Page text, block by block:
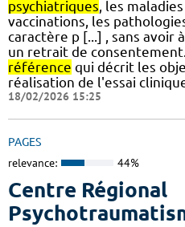
psychiatriques, les
vaccinations, les
caractère p [...] , sans avoir
un retrait de
référence qui décrit les
réalisation de l'essai
18/02/2026 15:25
PAGES
relevance: 44%
Centre Régional